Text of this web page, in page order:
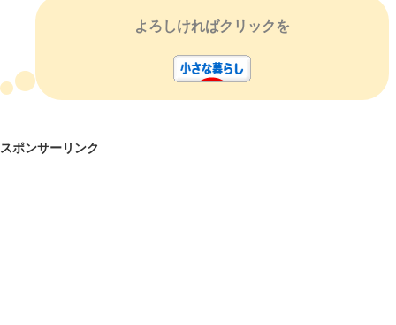
よろしければクリックを
スポンサーリンク